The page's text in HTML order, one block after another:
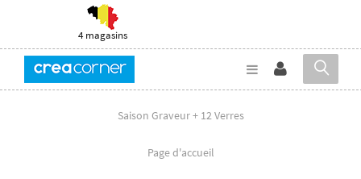
4 magasins
Saison Graveur + 12 Verres
Page d'accueil